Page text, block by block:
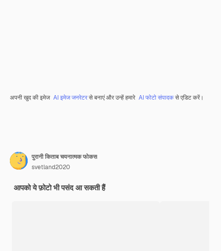
अपनी खुद की इमेज AI इमेज जनरेटरसे बनाएं और उन्हें हमारे AI फोटो संपादकसे एडिट करें।
पुरानी किताब चयनात्मक फोकस
svetland2020
आपको ये फ़ोटो भी पसंद आ सकती हैं